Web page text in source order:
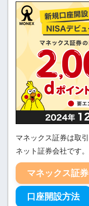
マネックス証券は取
ネット証券会社です
マネックス証券
口座開設方法